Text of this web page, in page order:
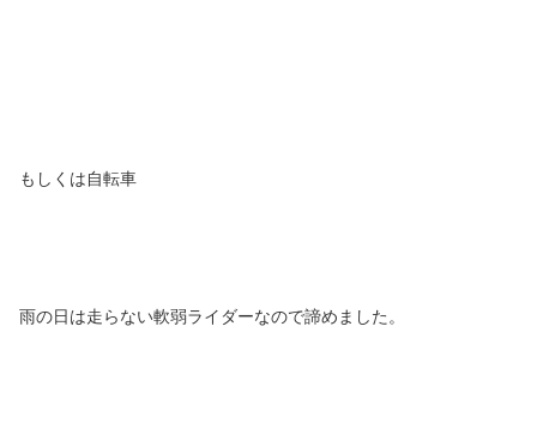
もしくは自転車
雨の日は走らない軟弱ライダーなので諦めました。